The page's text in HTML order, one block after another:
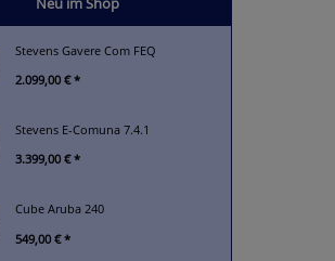
Stevens Gavere Com FEQ
2.099,00 € *
Stevens E-Comuna 7.4.1
3.399,00 € *
Cube Aruba 240
549,00 € *